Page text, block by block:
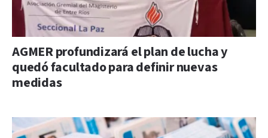
AGMER profundizará el plan de lucha y
quedó facultado para definir nuevas
medidas